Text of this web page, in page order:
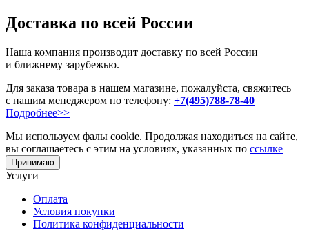
Доставка по всей России
Наша компания производит доставку по всей России
и ближнему зарубежью.
Для заказа товара в нашем магазине, пожалуйста, свяжитесь
с нашим менеджером по телефону: +7(495)788-78-40
Подробнее>>
Мы используем фалы cookie. Продолжая находиться на сайте,
вы соглашаетесь с этим на условиях, указанных по ссылке
Принимаю
Услуги
Оплата
Условия покупки
Политика конфиденциальности